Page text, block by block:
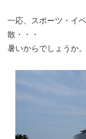
一応、スポーツ・イ
散・・・
暑いからでしょうか。